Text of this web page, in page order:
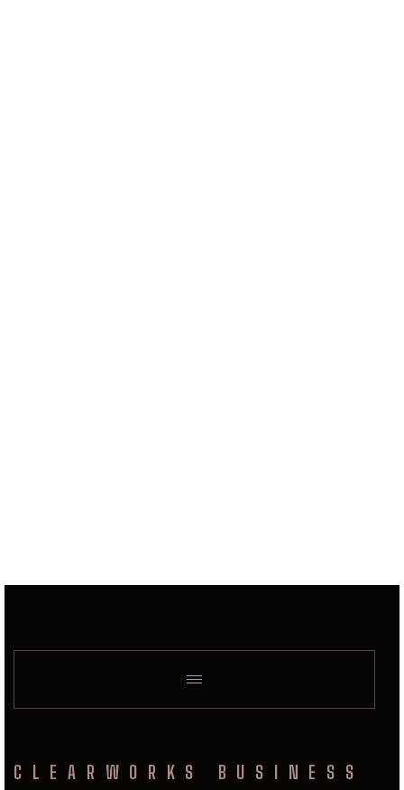
CLEARWORKS BUSINESS